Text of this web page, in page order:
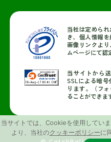
当社は定めら
き、個人情報
画像リンクよ
ムページにて認
当サイトから
SSLによる暗号
ります。（フ
ることができま
当サイトでは、Cookieを使用してい
より、当社のクッキーポリシーに